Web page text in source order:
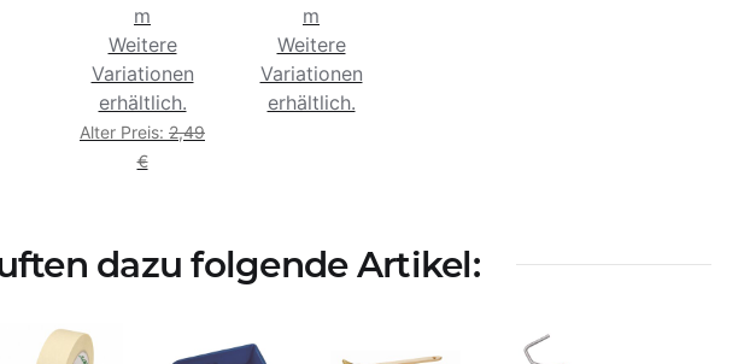
50mm
m
Weitere
Variationen
erhältlich.
Alter Preis: 2,49
€
50m
m
Weitere
Variationen
erhältlich.
dazu folgende Artikel: